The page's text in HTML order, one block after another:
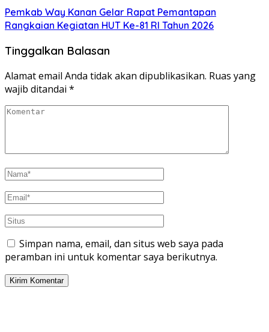
Pemkab Way Kanan Gelar Rapat Pemantapan
Rangkaian Kegiatan HUT Ke-81 RI Tahun 2026
Tinggalkan Balasan
Alamat email Anda tidak akan dipublikasikan. Ruas yang
wajib ditandai *
Simpan nama, email, dan situs web saya pada
peramban ini untuk komentar saya berikutnya.